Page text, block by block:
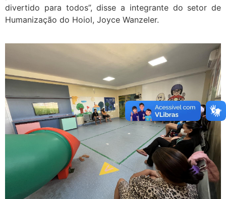
divertido para todos”, disse a integrante do setor de
Humanização do Hoiol, Joyce Wanzeler.